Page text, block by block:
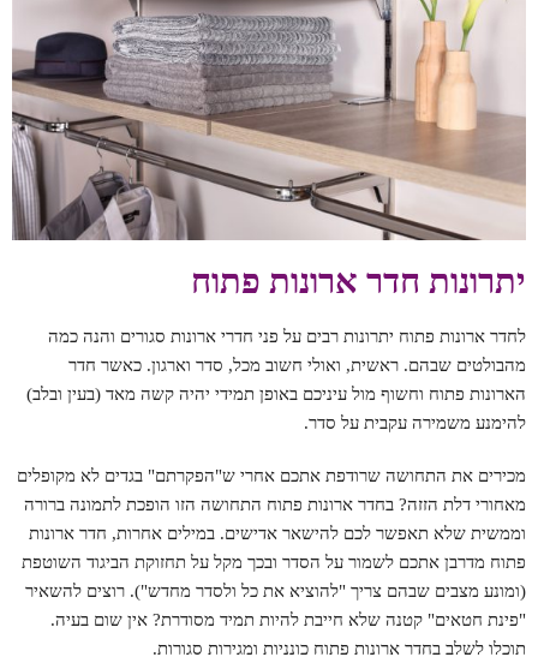
יתרונות חדר ארונות פתוח
לחדר ארונות פתוח יתרונות רבים על פני חדרי ארונות סגורים והנה כמה
מהבולטים שבהם. ראשית, ואולי חשוב מכל, סדר וארגון. כאשר חדר
הארונות פתוח וחשוף מול עיניכם באופן תמידי יהיה קשה מאד (בעין ובלב)
להימנע משמירה עקבית על סדר.
מכירים את התחושה שרודפת אתכם אחרי ש"הפקרתם" בגדים לא מקופלים
מאחורי דלת הזזה? בחדר ארונות פתוח התחושה הזו הופכת לתמונה ברורה
וממשית שלא תאפשר לכם להישאר אדישים. במילים אחרות, חדר ארונות
פתוח מדרבן אתכם לשמור על הסדר ובכך מקל על תחזוקת הביגוד השוטפת
(ומונע מצבים שבהם צריך "להוציא את כל ולסדר מחדש"). רוצים להשאיר
"פינת חטאים" קטנה שלא חייבת להיות תמיד מסודרת? אין שום בעיה.
תוכלו לשלב בחדר ארונות פתוח כונניות ומגירות סגורות.